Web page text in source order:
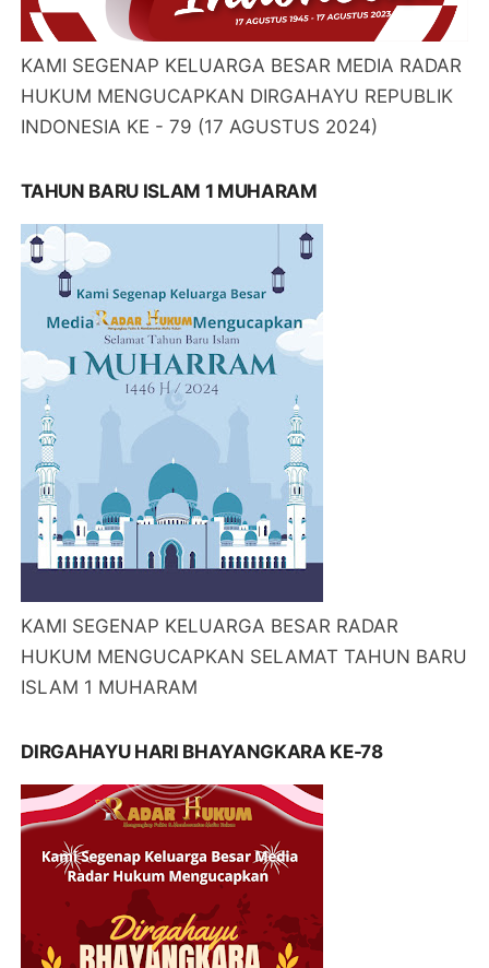
KAMI SEGENAP KELUARGA BESAR MEDIA RADAR
HUKUM MENGUCAPKAN DIRGAHAYU REPUBLIK
INDONESIA KE - 79 (17 AGUSTUS 2024)
TAHUN BARU ISLAM 1 MUHARAM
KAMI SEGENAP KELUARGA BESAR RADAR
HUKUM MENGUCAPKAN SELAMAT TAHUN BARU
ISLAM 1 MUHARAM
DIRGAHAYU HARI BHAYANGKARA KE-78